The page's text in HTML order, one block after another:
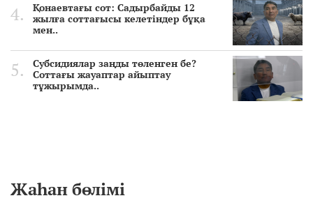
Қонаевтағы сот: Садырбайды 12
жылға соттағысы келетіндер бұқа
мен..
Субсидиялар заңды төленген бе?
Соттағы жауаптар айыптау
тұжырымда..
Жаһан бөлімі